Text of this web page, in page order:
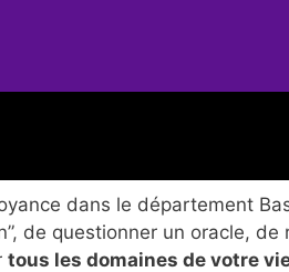
dans le département
de questionner un oracle,
tous les domaines de votre